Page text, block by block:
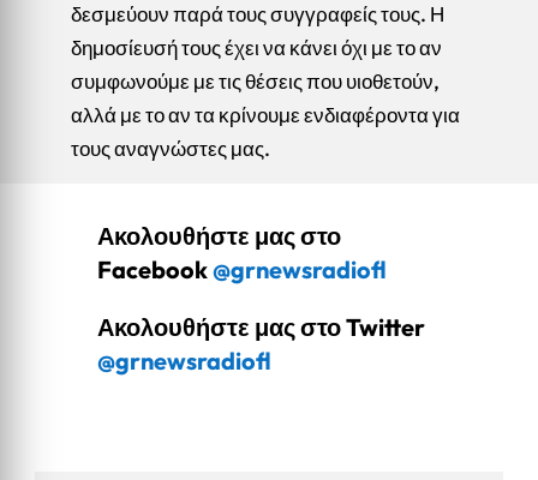
δεσμεύουν παρά τους συγγραφείς τους. Η
δημοσίευσή τους έχει να κάνει όχι με το αν
συμφωνούμε με τις θέσεις που υιοθετούν,
αλλά με το αν τα κρίνουμε ενδιαφέροντα για
τους αναγνώστες μας.
Ακολουθήστε μας στο
Facebook@grnewsradiofl
Ακολουθήστε μας στο Twitter
@grnewsradiofl